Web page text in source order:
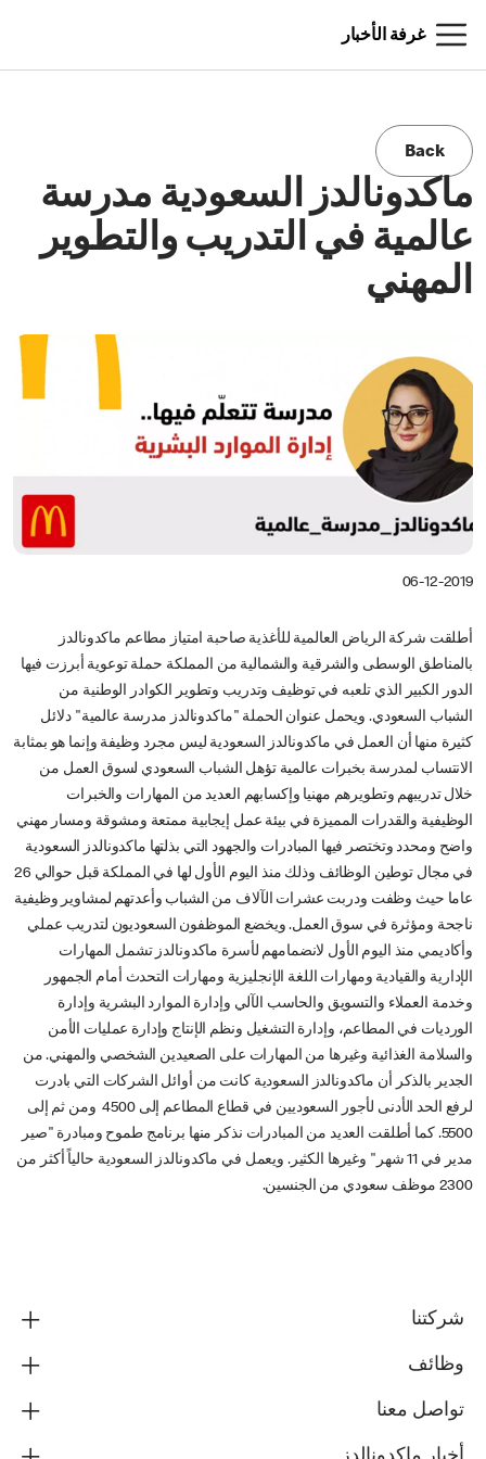
غرفة الأخبار
Back
ماكدونالدز السعودية مدرسة
عالمية في التدريب والتطوير
المهني
06-12-2019
أطلقت شركة الرياض العالمية للأغذية صاحبة امتياز مطاعم ماكدونالدز
بالمناطق الوسطى والشرقية والشمالية من المملكة حملة توعوية أبرزت فيها
الدور الكبير الذي تلعبه في توظيف وتدريب وتطوير الكوادر الوطنية من
الشباب السعودي. ويحمل عنوان الحملة "ماكدونالدز مدرسة عالمية" دلائل
كثيرة منها أن العمل في ماكدونالدز السعودية ليس مجرد وظيفة وإنما هو بمثابة
الانتساب لمدرسة بخبرات عالمية تؤهل الشباب السعودي لسوق العمل من
خلال تدريبهم وتطويرهم مهنيا وإكسابهم العديد من المهارات والخبرات
الوظيفية والقدرات المميزة في بيئة عمل إيجابية ممتعة ومشوقة ومسار مهني
واضح ومحدد وتختصر فيها المبادرات والجهود التي بذلتها ماكدونالدز السعودية
في مجال توطين الوظائف وذلك منذ اليوم الأول لها في المملكة قبل حوالي 26
عاما حيث وظفت ودربت عشرات الآلاف من الشباب وأعدتهم لمشاوير وظيفية
ناجحة ومؤثرة في سوق العمل. ويخضع الموظفون السعوديون لتدريب عملي
وأكاديمي منذ اليوم الأول لانضمامهم لأسرة ماكدونالدز تشمل المهارات
الإدارية والقيادية ومهارات اللغة الإنجليزية ومهارات التحدث أمام الجمهور
وخدمة العملاء والتسويق والحاسب الآلي وإدارة الموارد البشرية وإدارة
الورديات في المطاعم، وإدارة التشغيل ونظم الإنتاج وإدارة عمليات الأمن
والسلامة الغذائية وغيرها من المهارات على الصعيدين الشخصي والمهني. من
الجدير بالذكر أن ماكدونالدز السعودية كانت من أوائل الشركات التي بادرت
لرفع الحد الأدنى لأجور السعوديين في قطاع المطاعم إلى 4500 ومن ثم إلى
5500. كما أطلقت العديد من المبادرات نذكر منها برنامج طموح ومبادرة "صير
مدير في 11 شهر" وغيرها الكثير. ويعمل في ماكدونالدز السعودية حالياً أكثر من
2300 موظف سعودي من الجنسين.
شركتنا
وظائف
تواصل معنا